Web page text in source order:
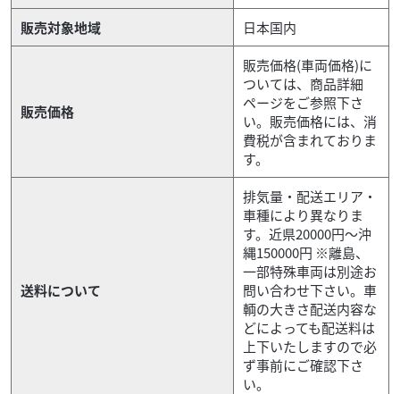
販売対象地域
日本国内
販売価格
販売価格(車両価格)に
ついては、商品詳細
ページをご参照下さ
い。販売価格には、消
費税が含まれておりま
す。
送料について
排気量・配送エリア・
車種により異なりま
す。近県20000円～沖
縄150000円 ※離島、
一部特殊車両は別途お
問い合わせ下さい。車
輌の大きさ配送内容な
どによっても配送料は
上下いたしますので必
ず事前にご確認下さ
い。